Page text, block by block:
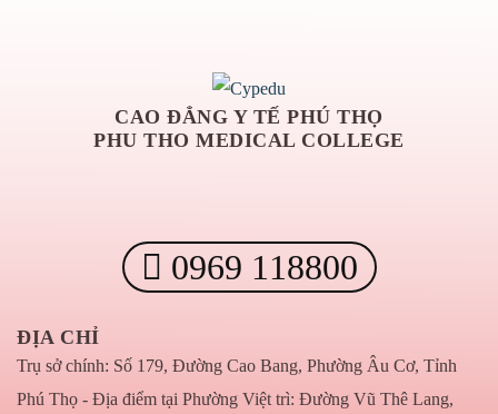
CAO ĐẲNG Y TẾ PHÚ THỌ
PHU THO MEDICAL COLLEGE
0969 118800
ĐỊA CHỈ
Trụ sở chính: Số 179, Đường Cao Bang, Phường Âu Cơ, Tỉnh
Phú Thọ - Địa điểm tại Phường Việt trì: Đường Vũ Thê Lang,